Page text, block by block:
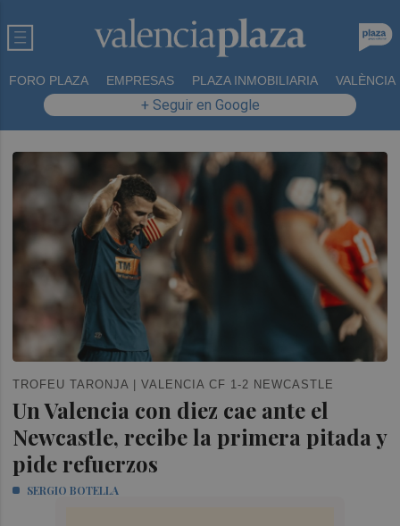
FORO PLAZA EMPRESAS PLAZA INMOBILIARIA VALÈNCIA
+ Seguir en Google
TROFEU TARONJA | VALENCIA CF 1-2 NEWCASTLE
Un Valencia con diez cae ante el
Newcastle, recibe la primera pitada y
pide refuerzos
SERGIO BOTELLA